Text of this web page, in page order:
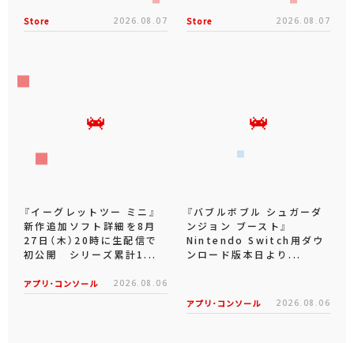
Store 2026.08.07 Store 2026.08.07
『イーグレットツー ミニ』
新作追加ソフト詳細を8月
27日（木）20時に生配信で
初公開 シリーズ累計1...
アプリ･コンソール 2026.08.06
『バブルボブル シュガーダ
ンジョン ブースト』
Nintendo Switch用ダウ
ンロード版本日より...
アプリ･コンソール 2026.08.06